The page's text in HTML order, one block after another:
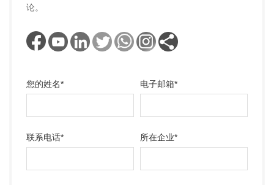
论。
您的姓名* 电子邮箱*
联系电话* 所在企业*